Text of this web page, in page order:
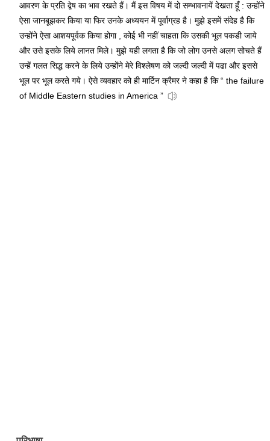
आवरण के प्रति द्वेष का भाव रखते हैं। मैं इस विषय में दो सम्भावनायें देखता हूँ : उन्होंने
ऐसा जानबूझकर किया या फिर उनके अध्ययन में पूर्वाग्रह है। मुझे इसमें संदेह है कि
उन्होंने ऐसा आशयपूर्वक किया होगा , कोई भी नहीं चाहता कि उसकी भूल पकडी जाये
और उसे इसके लिये लानत मिले। मुझे यही लगता है कि जो लोग उनसे अलग सोचते हैं
उन्हें गलत सिद्ध करने के लिये उन्होंने मेरे विश्लेषण को जल्दी जल्दी में पढा और इससे
भूल पर भूल करते गये। ऐसे व्यवहार को ही मार्टिन क्रैमर ने कहा है कि “ the failure
of Middle Eastern studies in America ”